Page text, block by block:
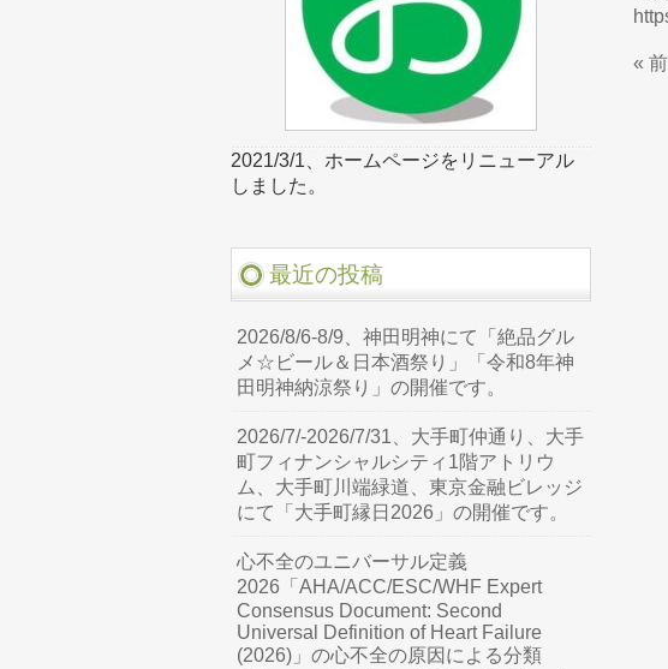
«
2021/3/1、ホームページをリニューアル
しました。
最近の投稿
2026/8/6-8/9、神田明神にて「絶品グル
メ☆ビール＆日本酒祭り」「令和8年神
田明神納涼祭り」の開催です。
2026/7/-2026/7/31、大手町仲通り、大手
町フィナンシャルシティ1階アトリウ
ム、大手町川端緑道、東京金融ビレッジ
にて「大手町縁日2026」の開催です。
心不全のユニバーサル定義
2026「AHA/ACC/ESC/WHF Expert
Consensus Document: Second
Universal Definition of Heart Failure
(2026)」の心不全の原因による分類